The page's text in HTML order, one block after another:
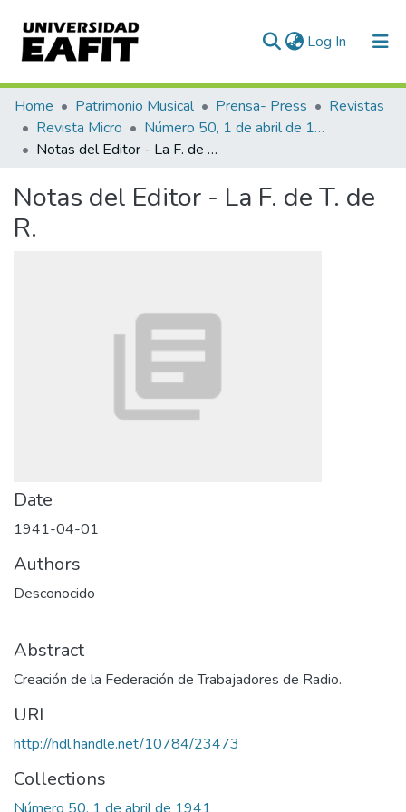
Log In (current)
Communities & Collections
All of DSpace
Home Patrimonio Musical Prensa- Press
Revistas
Revista Micro
Número 50, 1 de abril de 1941
Notas del Editor - La F. de T. de R.
Notas del Editor - La F. de T. de
R.
Date
1941-04-01
Authors
Desconocido
Abstract
Creación de la Federación de Trabajadores de Radio.
URI
http://hdl.handle.net/10784/23473
Collections